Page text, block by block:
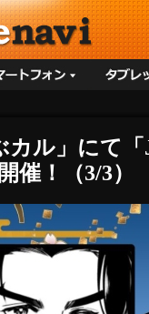
カル」にて
催！（3/3）